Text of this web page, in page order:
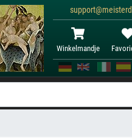
Winkelmandje